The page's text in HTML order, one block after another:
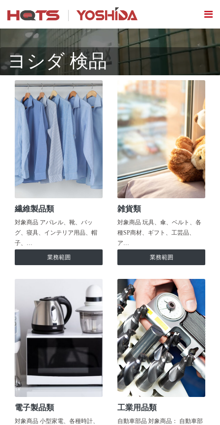
ヨシダ 検品
繊維製品類
対象商品 アパレル、靴、バッ
グ、寝具、インテリア用品、帽
子、…
業務範囲
雑貨類
対象商品 玩具、傘、ベルト、各
種SP商材、ギフト、工芸品、
ア…
業務範囲
電子製品類
対象商品 小型家電、各種時計、
工業用品類
自動車部品 対象商品： 自動車部